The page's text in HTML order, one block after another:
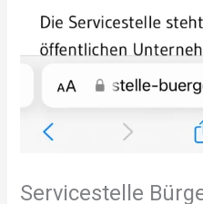
Servicestelle